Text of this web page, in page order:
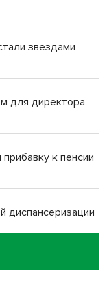
звездами
для директора
к пенсии
диспансеризации
попыталась